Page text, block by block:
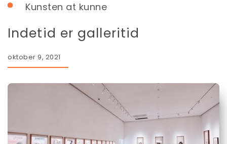
Kunsten at kunne
Indetid er galleritid
oktober 9, 2021